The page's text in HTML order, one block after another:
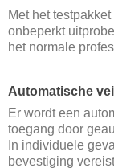
Met het
onbeperkt
het normale
Automatische
Er wordt een
toegang door
In individuele
bevestiging